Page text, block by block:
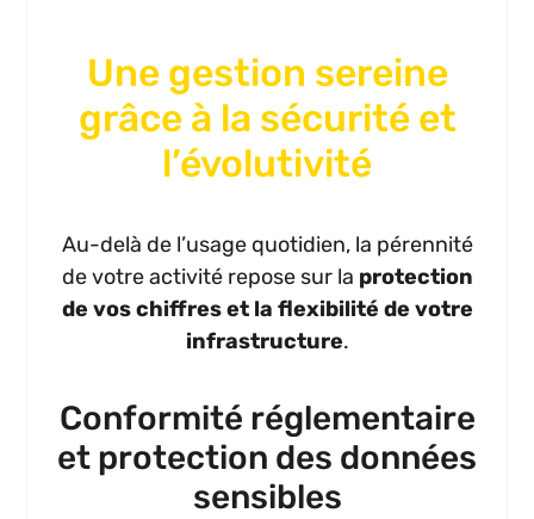
Une gestion sereine
grâce à la sécurité et
l’évolutivité
Au-delà de l’usage quotidien, la pérennité
de votre activité repose sur la protection
de vos chiffres et la flexibilité de votre
infrastructure.
Conformité réglementaire
et protection des données
sensibles